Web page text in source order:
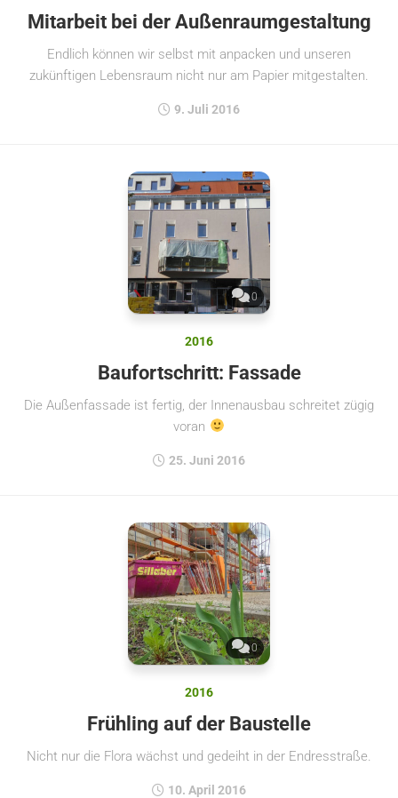
Mitarbeit bei der Außenraumgestaltung
Endlich können wir selbst mit anpacken und unseren
zukünftigen Lebensraum nicht nur am Papier mitgestalten.
9. Juli 2016
0
2016
Baufortschritt: Fassade
Die Außenfassade ist fertig, der Innenausbau schreitet zügig
voran
25. Juni 2016
0
2016
Frühling auf der Baustelle
Nicht nur die Flora wächst und gedeiht in der Endresstraße.
10. April 2016